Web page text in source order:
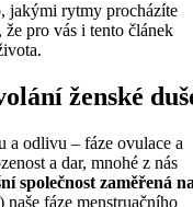
jakými rytmy procházíte
pro vás i tento článek
ženské
a odlivu – fáze ovulace a
a dar, mnohé z nás
společnost zaměřená
fáze menstruačního